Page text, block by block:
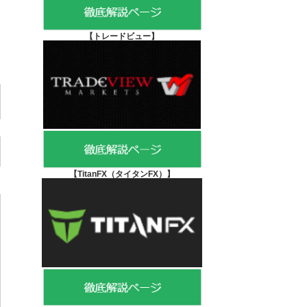
【 トレードビュー】
【TitanFX（タイタンFX） 】